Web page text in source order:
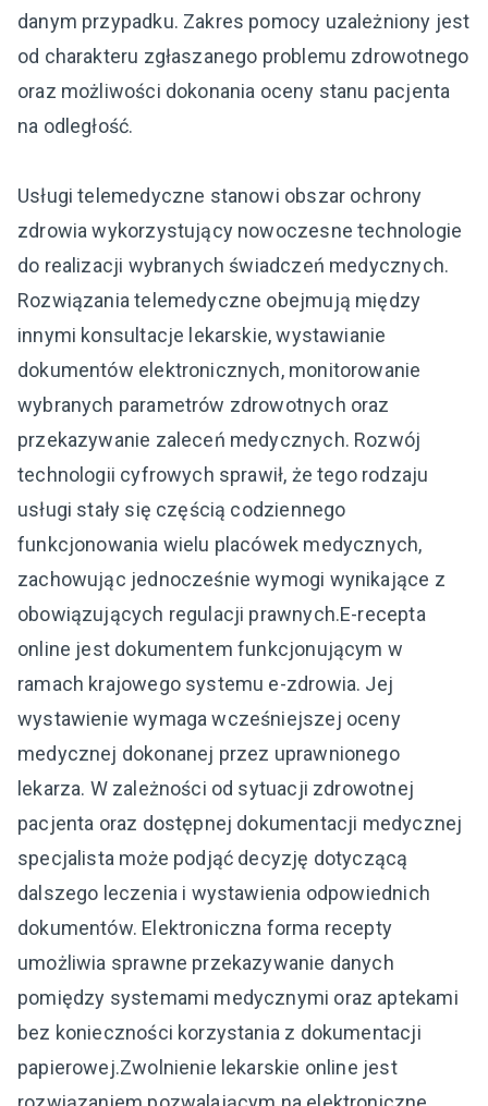
danym przypadku. Zakres pomocy uzależniony jest
od charakteru zgłaszanego problemu zdrowotnego
oraz możliwości dokonania oceny stanu pacjenta
na odległość.
Usługi telemedyczne stanowi obszar ochrony
zdrowia wykorzystujący nowoczesne technologie
do realizacji wybranych świadczeń medycznych.
Rozwiązania telemedyczne obejmują między
innymi konsultacje lekarskie, wystawianie
dokumentów elektronicznych, monitorowanie
wybranych parametrów zdrowotnych oraz
przekazywanie zaleceń medycznych. Rozwój
technologii cyfrowych sprawił, że tego rodzaju
usługi stały się częścią codziennego
funkcjonowania wielu placówek medycznych,
zachowując jednocześnie wymogi wynikające z
obowiązujących regulacji prawnych.E-recepta
online jest dokumentem funkcjonującym w
ramach krajowego systemu e-zdrowia. Jej
wystawienie wymaga wcześniejszej oceny
medycznej dokonanej przez uprawnionego
lekarza. W zależności od sytuacji zdrowotnej
pacjenta oraz dostępnej dokumentacji medycznej
specjalista może podjąć decyzję dotyczącą
dalszego leczenia i wystawienia odpowiednich
dokumentów. Elektroniczna forma recepty
umożliwia sprawne przekazywanie danych
pomiędzy systemami medycznymi oraz aptekami
bez konieczności korzystania z dokumentacji
papierowej.Zwolnienie lekarskie online jest